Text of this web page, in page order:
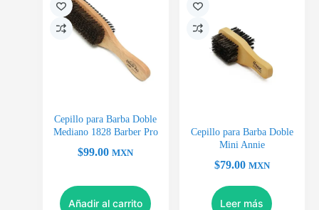
Cepillo para Barba Doble
Mediano 1828 Barber Pro
$99.00 MXN
Añadir al carrito
Cepillo para Barba Doble
Mini Annie
$79.00 MXN
Leer más